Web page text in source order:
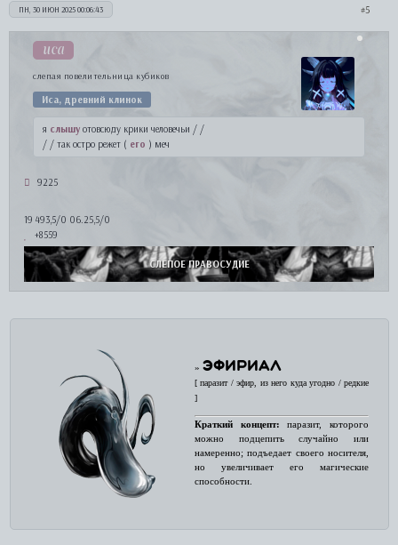
5
ПН, 30 ИЮН 2025 00:06:43
иса
слепая повелительница кубиков
Иса, древний клинок
я слышу отовсюду крики человечьи / /
/ / так остро режет ( его ) меч
9225
19 493,5/0 06.25,5/0
+8559
СЛЕПОЕ ПРАВОСУДИЕ
» ЭФИРИАЛ
[ паразит / эфир, из него куда угодно / редкие
]
Краткий концепт: паразит, которого
можно подцепить случайно или
намеренно; подъедает своего носителя,
но увеличивает его магические
способности.